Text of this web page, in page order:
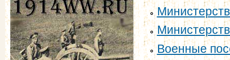
Военные